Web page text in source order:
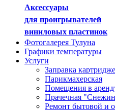
Аксессуары
для проигрывателей
виниловых пластинок
Фотогалерея Тулуна
Графики температуры
Услуги
Заправка
Парикмахерская
Помещения в
Прачечная
Ремонт бытовой и